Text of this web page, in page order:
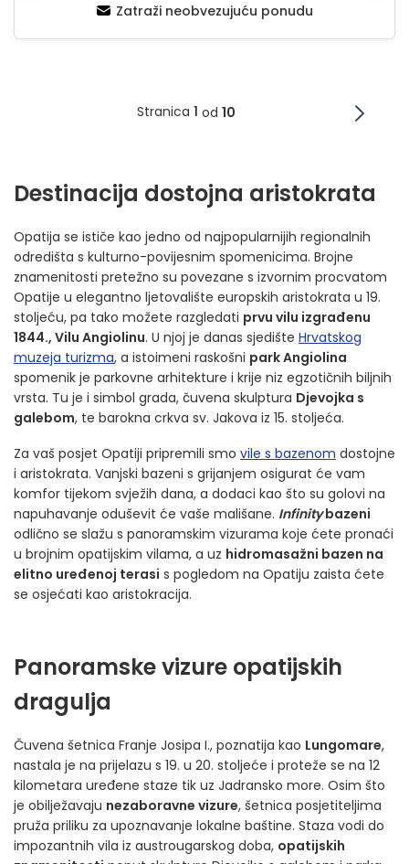
Zatraži neobvezujuću ponudu
Stranica 1 od 10
Destinacija dostojna aristokrata
Opatija se ističe kao jedno od najpopularnijih regionalnih
odredišta s kulturno-povijesnim spomenicima. Brojne
znamenitosti pretežno su povezane s izvornim procvatom
Opatije u elegantno ljetovalište europskih aristokrata u 19.
stoljeću, pa tako možete razgledati prvu vilu izgrađenu
1844., Vilu Angiolinu. U njoj je danas sjedište Hrvatskog
muzeja turizma, a istoimeni raskošni park Angiolina
spomenik je parkovne arhitekture i krije niz egzotičnih biljnih
vrsta. Tu je i simbol grada, čuvena skulptura Djevojka s
galebom, te barokna crkva sv. Jakova iz 15. stoljeća.
Za vaš posjet Opatiji pripremili smo vile s bazenom dostojne
i aristokrata. Vanjski bazeni s grijanjem osigurat će vam
komfor tijekom svježih dana, a dodaci kao što su golovi na
napuhavanje oduševit će vaše mališane. Infinitybazeni
odlično se slažu s panoramskim vizurama koje ćete pronaći
u brojnim opatijskim vilama, a uz hidromasažni bazen na
elitno uređenoj terasi s pogledom na Opatiju zaista ćete
se osjećati kao aristokracija.
Panoramske vizure opatijskih
dragulja
Čuvena šetnica Franje Josipa I., poznatija kao Lungomare,
nastala je na prijelazu s 19. u 20. stoljeće i proteže se na 12
kilometara uređene staze tik uz Jadransko more. Osim što
je obilježavaju nezaboravne vizure, šetnica posjetiteljima
pruža priliku za upoznavanje lokalne baštine. Staza vodi do
impozantnih vila iz austrougarskog doba, opatijskih